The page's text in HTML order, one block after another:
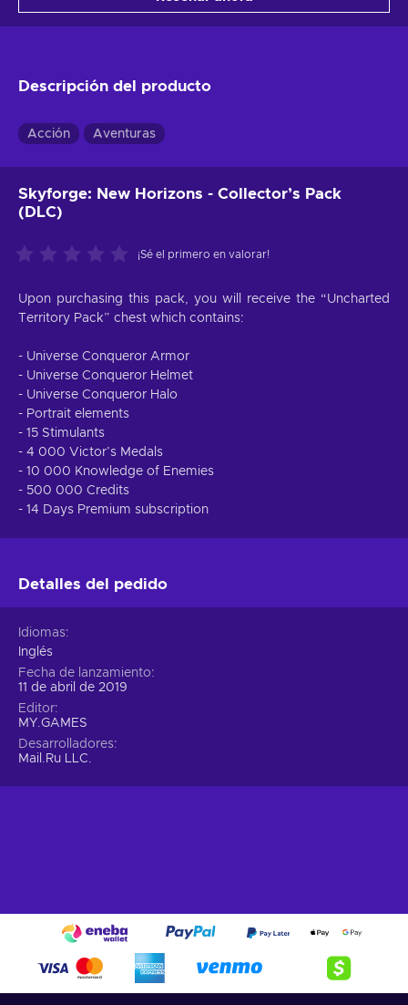
Descripción del producto
Acción Aventuras
Skyforge: New Horizons - Collector’s Pack
(DLC)
¡Sé el primero en valorar!
Upon purchasing this pack, you will receive the “Uncharted
Territory Pack” chest which contains:
- Universe Conqueror Armor
- Universe Conqueror Helmet
- Universe Conqueror Halo
- Portrait elements
- 15 Stimulants
- 4 000 Victor’s Medals
- 10 000 Knowledge of Enemies
- 500 000 Credits
- 14 Days Premium subscription
Detalles del pedido
Idiomas
Inglés
Fecha de lanzamiento
11 de abril de 2019
Editor
MY.GAMES
Desarrolladores
Mail.Ru LLC.